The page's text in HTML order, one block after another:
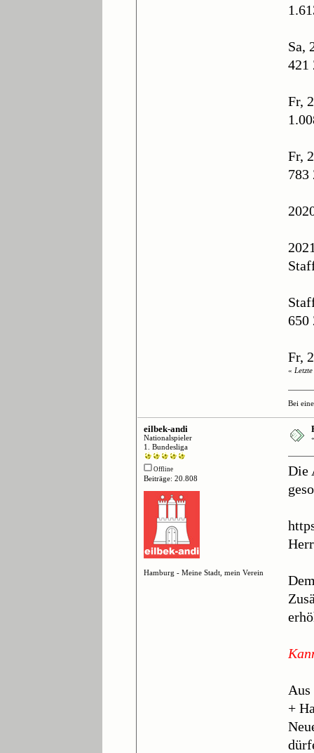
Sa,
421
Fr,
Fr,
783
650
Fr,
«
Bei
eilbek-andi
Nationalspieler
1. Bundesliga
Offline
Beiträge: 20.808
Hamburg - Meine Stadt, mein Verein
Die
+